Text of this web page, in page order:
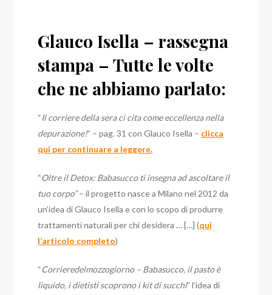
Glauco Isella – rassegna
stampa – Tutte le volte
che ne abbiamo parlato:
“Il corriere della sera ci cita come eccellenza nella
depurazione!” – pag. 31 con Glauco Isella – clicca
qui per continuare a leggere.
“Oltre il Detox: Babasucco ti insegna ad ascoltare il
tuo corpo”– il progetto nasce a Milano nel 2012 da
un’idea di Glauco Isella e con lo scopo di produrre
trattamenti naturali per chi desidera … […] (qui
l’articolo completo)
“Corrieredelmozzogiorno – Babasucco, il pasto è
liquido, i dietisti scoprono i kit di succhi” l’idea di